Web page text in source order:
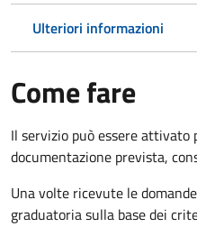
Ulteriori informazioni
Come fare
Il servizio può essere
documentazione prevista,
Una volte ricevute le
graduatoria sulla base dei